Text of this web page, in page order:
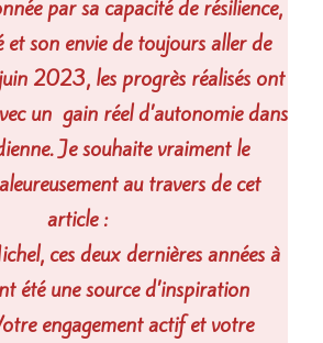
par sa capacité de résilience,
son envie de toujours aller de
2023, les progrès réalisés ont
un gain réel d’autonomie dans
Je souhaite vraiment le
au travers de cet
article :
ces deux dernières années à
été une source d’inspiration
engagement actif et votre